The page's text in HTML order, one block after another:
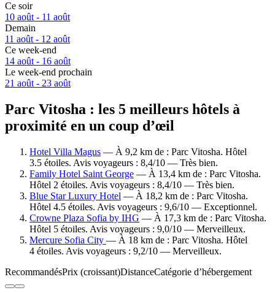
Ce soir
10 août - 11 août
Demain
11 août - 12 août
Ce week-end
14 août - 16 août
Le week-end prochain
21 août - 23 août
Parc Vitosha : les 5 meilleurs hôtels à
proximité en un coup d’œil
Hotel Villa Magus — À 9,2 km de : Parc Vitosha. Hôtel
3.5 étoiles. Avis voyageurs : 8,4/10 — Très bien.
Family Hotel Saint George — À 13,4 km de : Parc Vitosha.
Hôtel 2 étoiles. Avis voyageurs : 8,4/10 — Très bien.
Blue Star Luxury Hotel — À 18,2 km de : Parc Vitosha.
Hôtel 4.5 étoiles. Avis voyageurs : 9,6/10 — Exceptionnel.
Crowne Plaza Sofia by IHG — À 17,3 km de : Parc Vitosha.
Hôtel 5 étoiles. Avis voyageurs : 9,0/10 — Merveilleux.
Mercure Sofia City — À 18 km de : Parc Vitosha. Hôtel
4 étoiles. Avis voyageurs : 9,2/10 — Merveilleux.
RecommandésPrix (croissant)DistanceCatégorie d’hébergement